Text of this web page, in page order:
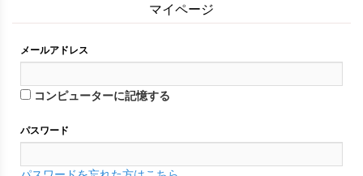
マイページ
メールアドレス
コンピューターに記憶する
パスワード